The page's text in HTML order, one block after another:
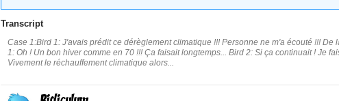
Transcript
Case 1:Bird 1: J'avais prédit ce dérèglement climatique !!! Personne ne m'a écouté !!! De
1: Oh ! Un bon hiver comme en 70 !!! Ça faisait longtemps... Bird 2: Si ça continuait ! Je
Vivement le réchauffement climatique alors...